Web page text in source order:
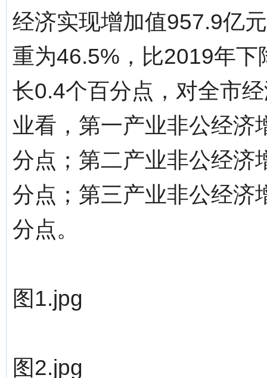
经济实现增加值957.9亿
重为46.5%，比2019年
长0.4个百分点，对全市
业看，第一产业非公经济
分点；第二产业非公经济
分点；第三产业非公经济
分点。
图1.jpg
图2.jpg